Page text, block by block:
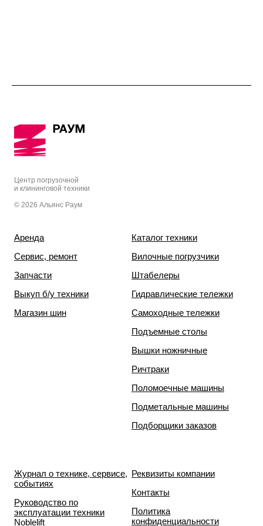
Центр погрузочной
и клининговой техники
© 2026 Альянс Раум
Аренда
Сервис, ремонт
Запчасти
Выкуп б/у техники
Магазин шин
Каталог техники
Вилочные погрузчики
Штабелеры
Гидравлические тележки
Самоходные тележки
Подъемные столы
Вышки ножничные
Ричтраки
Поломоечные машины
Подметальные машины
Подборщики заказов
Журнал о технике, сервисе,
событиях
Руководство по
эксплуатации техники
Noblelift
Реквизиты компании
Контакты
Политика
конфиденциальности